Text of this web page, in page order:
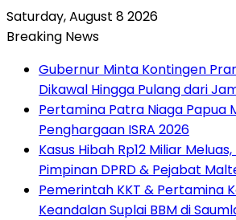
Saturday, August 8 2026
Breaking News
Gubernur Minta Kontingen
Dikawal Hingga Pulang dari
Pertamina Patra Niaga Papua
Penghargaan ISRA 2026
Kasus Hibah Rp12 Miliar
Pimpinan DPRD & Pejabat
Pemerintah KKT & Pertamina
Keandalan Suplai BBM di